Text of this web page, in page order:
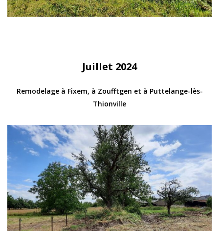
Juillet 2024
Remodelage à Fixem, à Zoufftgen et à Puttelange-lès-
Thionville